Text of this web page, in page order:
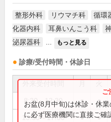
整形外科 リウマチ科 循環
化器内科
耳鼻いんこう科
泌尿器科
もっと見る
診療/受付時間・休診日
8:30～12:30 ● ●
13:30～17:00 ● ●
お盆(8月中旬)は休診・休
に必ず医療機関に直接ご確